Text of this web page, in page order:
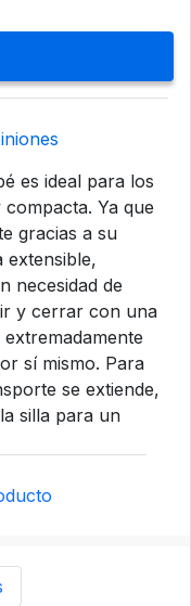
es ideal para los
Ya que
gracias a su
extensible,
necesidad de
y cerrar con una
sí mismo. Para
se extiende,
silla para un